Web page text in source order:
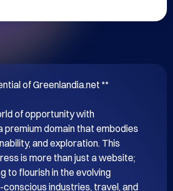
of Greenlandia.net **
of opportunity with
premium domain that embodies
and exploration. This
is more than just a website;
to flourish in the evolving
industries, travel, and